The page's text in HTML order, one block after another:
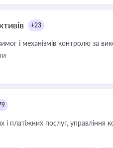
+23
і механізмів контролю за
приймання платежів та дотримання